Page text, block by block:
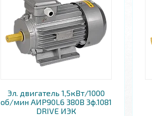
Эл. двигатель 1,5кВт/1000
об/мин АИР90L6 380В 3ф.1081
DRIVE ИЭК